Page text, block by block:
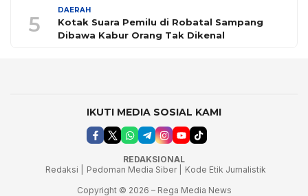
5
DAERAH
Kotak Suara Pemilu di Robatal Sampang
Dibawa Kabur Orang Tak Dikenal
IKUTI MEDIA SOSIAL KAMI
REDAKSIONAL
Redaksi |
Pedoman Media Siber |
Kode Etik Jurnalistik
Copyright © 2026 – Rega Media News